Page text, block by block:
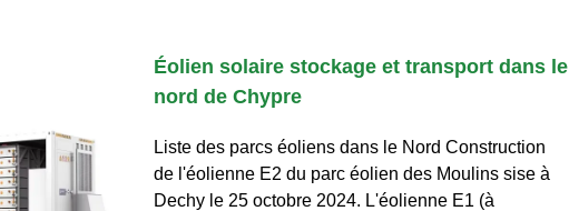
Éolien solaire stockage et transport dans le
nord de Chypre
Liste des parcs éoliens dans le Nord Construction
de l'éolienne E2 du parc éolien des Moulins sise à
Dechy le 25 octobre 2024. L'éolienne E1 (à